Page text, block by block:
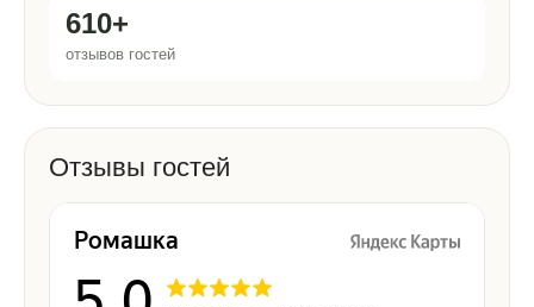
610+
отзывов гостей
Отзывы гостей